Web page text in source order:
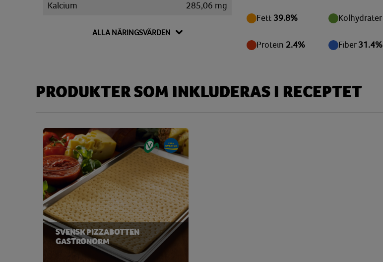
Kalcium
285,06 mg
Magnesium
Natrium
698,87 mg
Niacin
Protein
Riboflavin
Tiamin
ALLA NÄRINGSVÄRDEN
Fett 39.8% Kolhydrater
Protein 2.4% Fiber 31.4%
PRODUKTER SOM INKLUDERAS I RECEPTET
SVENSK PIZZABOTTEN
GASTRONORM